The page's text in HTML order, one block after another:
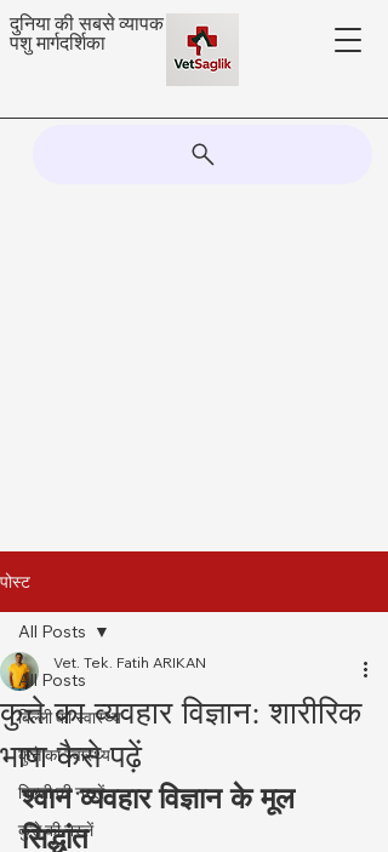
दुनिया की सबसे व्यापक
पशु मार्गदर्शिका
पोस्ट
All Posts
बिल्ली का स्वास्थ्य
कुत्ते का स्वास्थ्य
बिल्ली की नस्लें
कुत्ते की नस्लें
All Posts
कुत्ते का व्यवहार विज्ञान: शारीरिक
भाषा कैसे पढ़ें
Vet. Tek. Fatih ARIKAN
श्वान व्यवहार विज्ञान के मूल
सिद्धांत